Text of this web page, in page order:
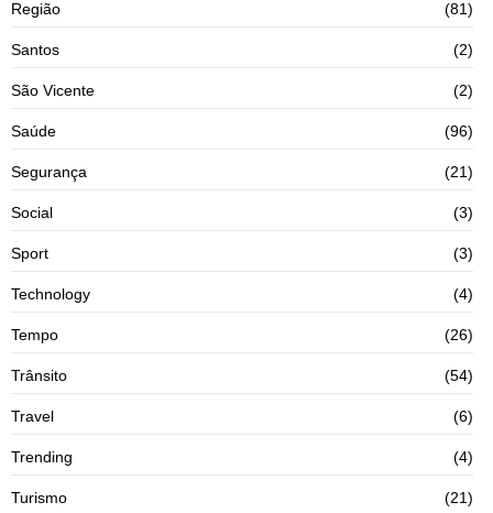
Região (81)
Santos (2)
São Vicente (2)
Saúde (96)
Segurança (21)
Social (3)
Sport (3)
Technology (4)
Tempo (26)
Trânsito (54)
Travel (6)
Trending (4)
Turismo (21)